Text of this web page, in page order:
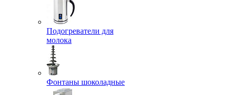
Подогреватели для
молока
Фонтаны шоколадные